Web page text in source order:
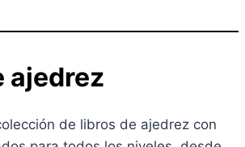
ajedrez
de libros de ajedrez con